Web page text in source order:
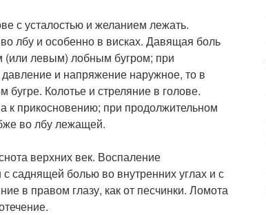
с усталостью и желанием лежать.
лбу и особенно в висках. Давящая боль
(или левым) лобным бугром; при
и напряжение наружное, то в
Колотье и стреляние в голове.
к прикосновению; при продолжительном
во лбу лежащей.
верхних век. Воспаление
саднящей болью во внутренних углах и с
в правом глазу, как от песчинки. Ломота